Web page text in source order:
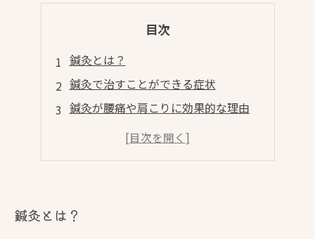
目次
鍼灸とは？
鍼灸で治すことができる症状
鍼灸が腰痛や肩こりに効果的な理由
鍼灸で自律神経を整える方法とは？
鍼灸とは？